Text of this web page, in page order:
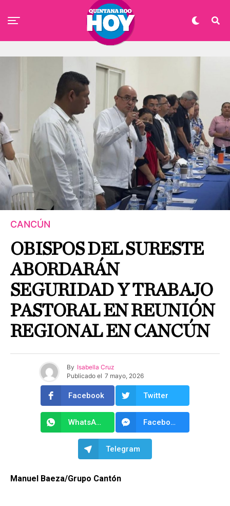
CANCÚN
OBISPOS DEL SURESTE
ABORDARÁN
SEGURIDAD Y TRABAJO
PASTORAL EN REUNIÓN
REGIONAL EN CANCÚN
By Isabella Cruz
Publicado el 7 mayo, 2026
Facebook Twitter
WhatsApp Facebook Messenger
Telegram
Manuel Baeza/Grupo Cantón